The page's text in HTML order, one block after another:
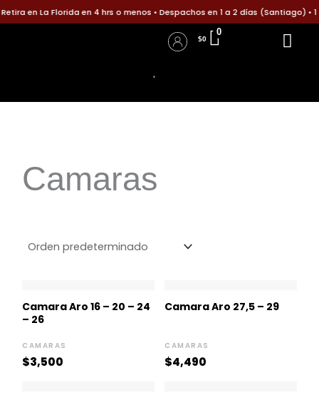
Ir
al
en La Florida en 4 hrs o menos • Despachos en 1 a 2 días (Santiago) •
$0
0
Camaras
Camara Aro 16 – 20 – 24
– 26
CAMARAS
$3,500
Camara Aro 27,5 – 29
CAMARAS
$4,490